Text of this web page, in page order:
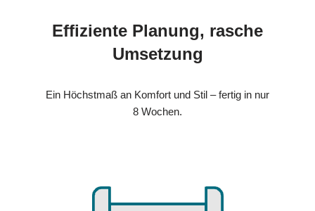
Effiziente Planung, rasche
Umsetzung
Ein Höchstmaß an Komfort und Stil – fertig in nur
8 Wochen.